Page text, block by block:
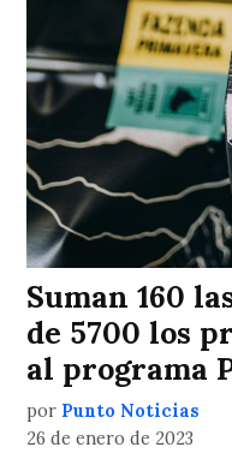
Suman 160
de 5700 los
al programa
por Punto Noticias
26 de enero de 2023